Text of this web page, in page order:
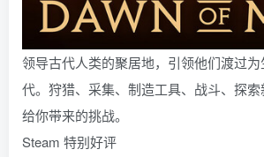
领导古代人类的聚居地，引领他们渡过
代。狩猎、采集、制造工具、战斗、探
给你带来的挑战。
Steam 特别好评